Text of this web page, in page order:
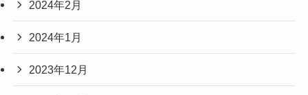
2024年2月
2024年1月
2023年12月